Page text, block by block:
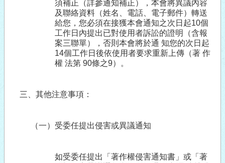
須補正（詳參通知補正），本會將異議內容
及聯絡資料（姓名、電話、電子郵件）轉送
給您，您必須在接獲本會通知之次日起10個
工作日內提出已對使用者訴訟的證明（含報
案三聯單），否則本會將於通 知您的次日起
14個工作日後依使用者要求重新上傳（著 作
權 法第 90條之9）。
三、其他注意事項：
（一）受委任提出侵害或異議通知
如受委任提出「著作權侵害通知書」或「著